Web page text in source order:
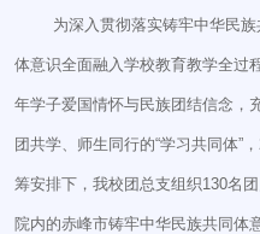
为深入贯彻落实铸牢中华民族
体意识全面融入学校教育教学全过
年学子爱国情怀与民族团结信念，
团共学、师生同行的“学习共同体”
筹安排下，我校团总支组织130名
院内的赤峰市铸牢中华民族共同体